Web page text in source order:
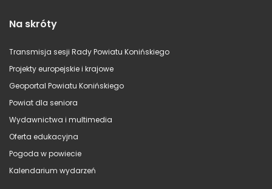
Na skróty
Transmisja sesji Rady Powiatu Konińskiego
Projekty europejskie i krajowe
Geoportal Powiatu Konińskiego
Powiat dla seniora
Wydawnictwa i multimedia
Oferta edukacyjna
Pogoda w powiecie
Kalendarium wydarzeń